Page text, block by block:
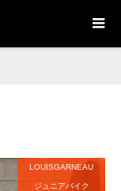
LOUISGARNEAU
ジュニアバイク